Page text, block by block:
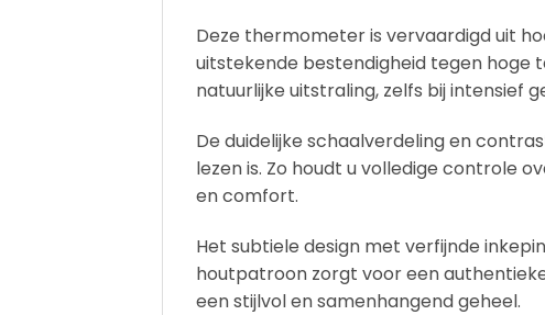
Deze thermometer is vervaardigd uit
uitstekende bestendigheid tegen
natuurlijke uitstraling, zelfs bij intensief
De duidelijke schaalverdeling en
lezen is. Zo houdt u volledige controle
en comfort.
Het subtiele design met verfijnde
houtpatroon zorgt voor een
een stijlvol en samenhangend geheel.